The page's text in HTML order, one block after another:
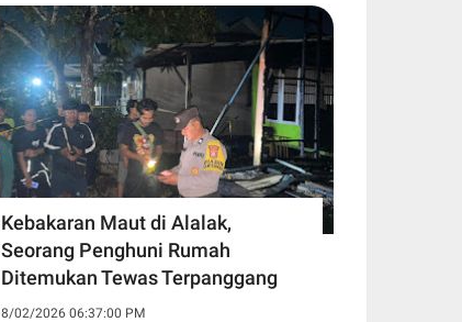
Kebakaran Maut di Alalak,
Seorang Penghuni Rumah
Ditemukan Tewas Terpanggang
8/02/2026 06:37:00 PM